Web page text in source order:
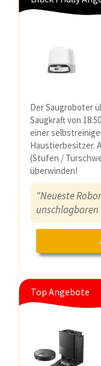
Der Saugroboter
Saugkraft von
einer
Haustierbesitzer.
(Stufen /
überwinden!
"Neueste
unschlagbaren
Top Angebote